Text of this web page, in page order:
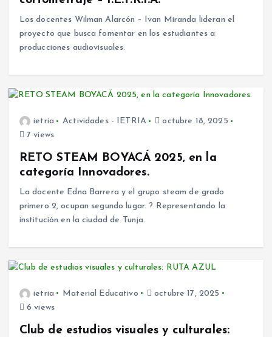
Los docentes Wilman Alarcón – Ivan Miranda lideran el
proyecto que busca fomentar en los estudiantes a
producciones audiovisuales.
ietria Actividades - IETRIA
octubre 18, 2025
7 views
RETO STEAM BOYACÁ 2025, en la
categoría Innovadores.
La docente Edna Barrera y el grupo steam de grado
primero 2, ocupan segundo lugar. ? Representando la
institución en la ciudad de Tunja.
ietria Material Educativo
octubre 17, 2025
6 views
Club de estudios visuales y culturales: